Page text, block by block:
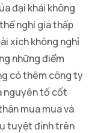
đại khái không
nghi giá thấp
xích không nghỉ
những điểm
có thêm công ty
nguyên tố cốt
mua mua và
tuyệt đỉnh trên